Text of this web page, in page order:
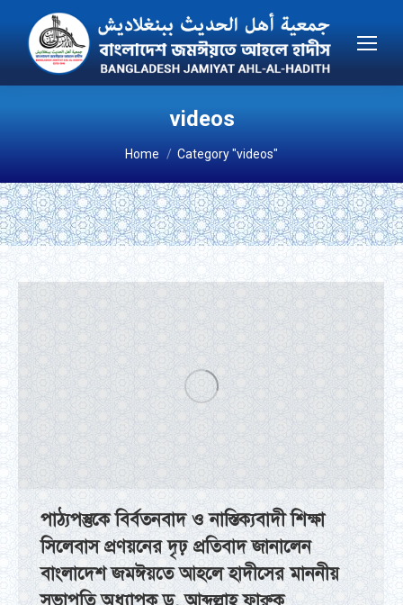
videos
You are here:
Home Category "videos"
পাঠ্যপস্তুকে বির্বতনবাদ ও নাস্তিক্যবাদী শিক্ষা
সিলেবাস প্রণয়নের দৃঢ় প্রতিবাদ জানালেন
বাংলাদেশ জমঈয়তে আহলে হাদীসের মাননীয়
সভাপতি অধ্যাপক ড. আব্দুল্লাহ ফারুক